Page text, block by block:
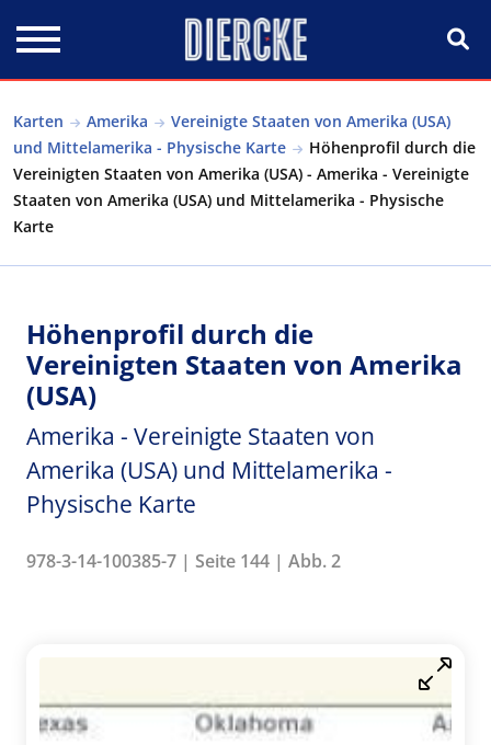
Karten Amerika
Vereinigte Staaten von Amerika (USA)
und Mittelamerika - Physische Karte
Höhenprofil durch die
Vereinigten Staaten von Amerika (USA) - Amerika - Vereinigte
Staaten von Amerika (USA) und Mittelamerika - Physische
Karte
Höhenprofil durch die
Vereinigten Staaten von Amerika
(USA)
Amerika - Vereinigte Staaten von
Amerika (USA) und Mittelamerika -
Physische Karte
978-3-14-100385-7 | Seite 144 | Abb. 2